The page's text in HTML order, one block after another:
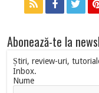
Abonează-te la
Știri, review-uri,
Inbox.
Nume